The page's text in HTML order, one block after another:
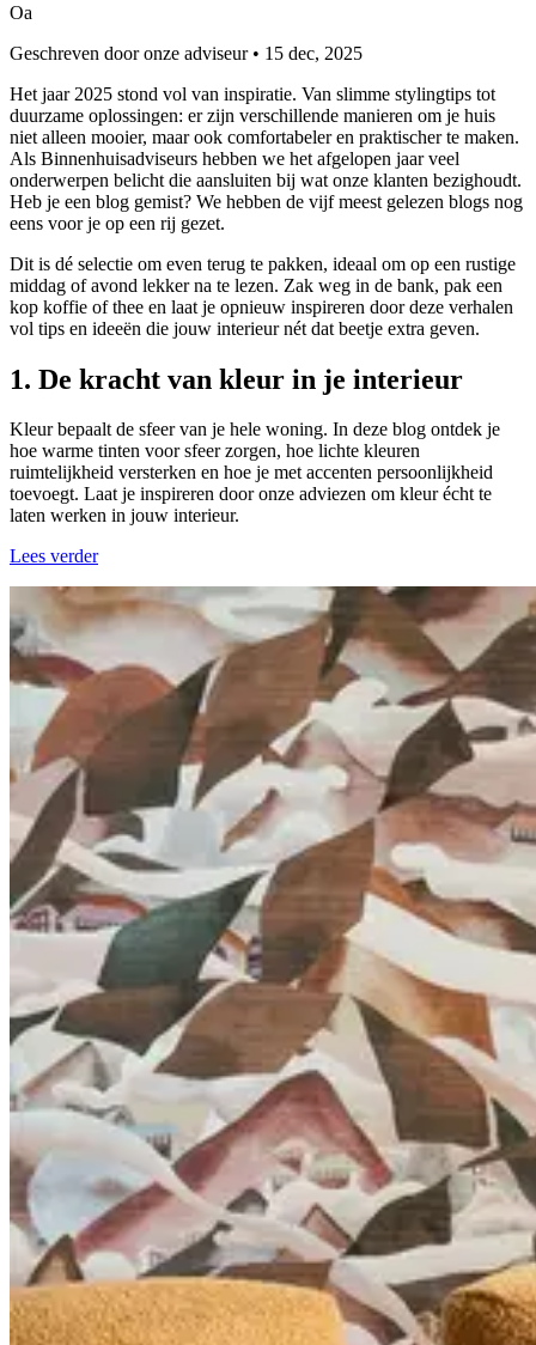
Oa
Geschreven door onze adviseur • 15 dec, 2025
Het jaar 2025 stond vol van inspiratie. Van slimme stylingtips tot
duurzame oplossingen: er zijn verschillende manieren om je huis
niet alleen mooier, maar ook comfortabeler en praktischer te maken.
Als Binnenhuisadviseurs hebben we het afgelopen jaar veel
onderwerpen belicht die aansluiten bij wat onze klanten bezighoudt.
Heb je een blog gemist? We hebben de vijf meest gelezen blogs nog
eens voor je op een rij gezet.
Dit is dé selectie om even terug te pakken, ideaal om op een rustige
middag of avond lekker na te lezen. Zak weg in de bank, pak een
kop koffie of thee en laat je opnieuw inspireren door deze verhalen
vol tips en ideeën die jouw interieur nét dat beetje extra geven.
1. De kracht van kleur in je interieur
Kleur bepaalt de sfeer van je hele woning. In deze blog ontdek je
hoe warme tinten voor sfeer zorgen, hoe lichte kleuren
ruimtelijkheid versterken en hoe je met accenten persoonlijkheid
toevoegt. Laat je inspireren door onze adviezen om kleur écht te
laten werken in jouw interieur.
Lees verder